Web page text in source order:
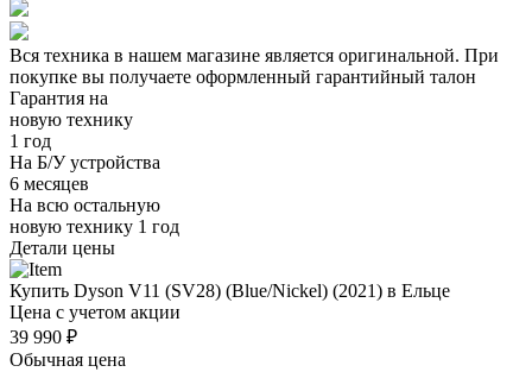
Вся техника в нашем магазине является оригинальной. При
покупке вы получаете оформленный гарантийный талон
Гарантия на
новую технику
1 год
На Б/У устройства
6 месяцев
На всю остальную
новую технику 1 год
Детали цены
Купить Dyson V11 (SV28) (Blue/Nickel) (2021) в Ельце
Цена с учетом акции
39 990 ₽
Обычная цена